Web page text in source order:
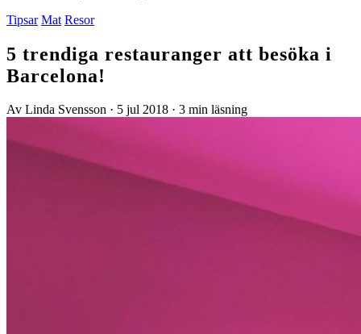
Tipsar Mat Resor
5 trendiga restauranger att besöka i
Barcelona!
Av Linda Svensson · 5 jul 2018 · 3 min läsning